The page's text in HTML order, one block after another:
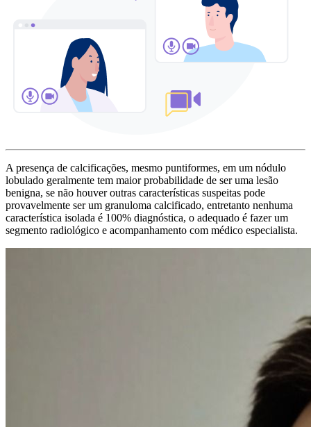
A presença de calcificações, mesmo puntiformes, em um nódulo
lobulado geralmente tem maior probabilidade de ser uma lesão
benigna, se não houver outras características suspeitas pode
provavelmente ser um granuloma calcificado, entretanto nenhuma
característica isolada é 100% diagnóstica, o adequado é fazer um
segmento radiológico e acompanhamento com médico especialista.